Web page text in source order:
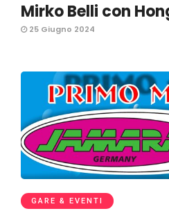
Mirko Belli con
25 Giugno 2024
GARE & EVENTI